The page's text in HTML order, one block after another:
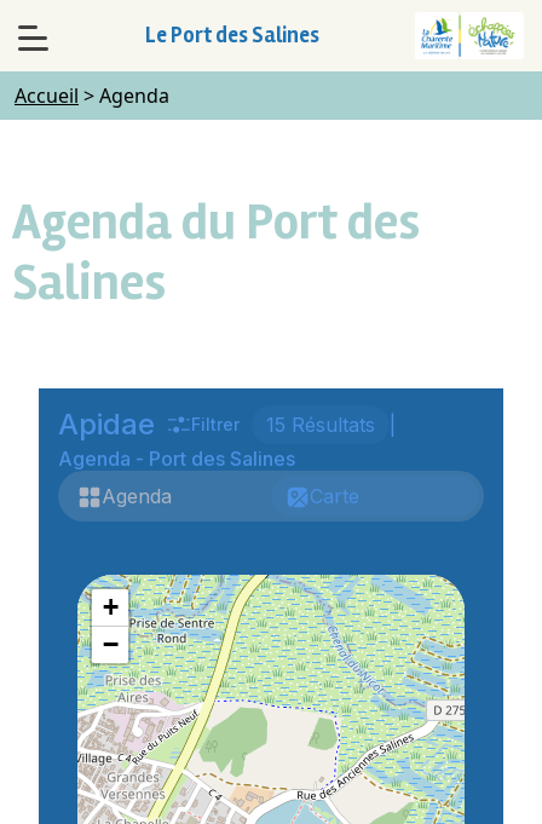
Le Port des Salines
Accueil >Agenda
Agenda du Port des
Salines